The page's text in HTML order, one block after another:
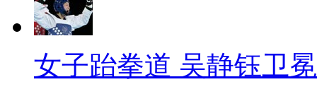
女子跆拳道 吴静钰卫冕